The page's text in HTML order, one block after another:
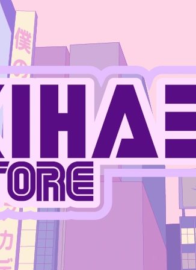
CO POTŘEBUJETE NAJÍT?
HLEDAT
DOPORUČUJEME
KAISEN - MEGUMI FUSHIGURO